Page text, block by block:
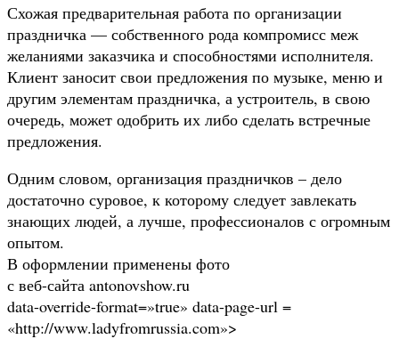
Схожая предварительная работа по организации
праздничка — собственного рода компромисс меж
желаниями заказчика и способностями исполнителя.
Клиент заносит свои предложения по музыке, меню и
другим элементам праздничка, а устроитель, в свою
очередь, может одобрить их либо сделать встречные
предложения.
Одним словом, организация праздничков – дело
достаточно суровое, к которому следует завлекать
знающих людей, а лучше, профессионалов с огромным
опытом.
В оформлении применены фото
с веб-сайта antonovshow.ru
data-override-format=»true» data-page-url =
«http://www.ladyfromrussia.com»>